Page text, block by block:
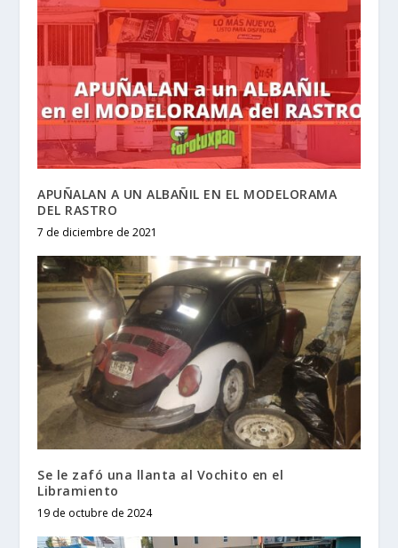
APUÑALAN A UN ALBAÑIL EN EL MODELORAMA
DEL RASTRO
7 de diciembre de 2021
Se le zafó una llanta al Vochito en el
Libramiento
19 de octubre de 2024